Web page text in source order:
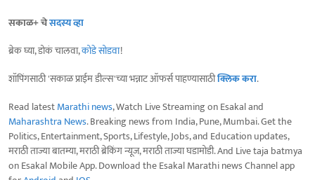
सकाळ+ चेसदस्य व्हा
ब्रेक घ्या, डोकं चालवा,कोडे सोडवा!
शॉपिंगसाठी 'सकाळ प्राईम डील्स'च्या भन्नाट ऑफर्स पाहण्यासाठीक्लिक करा.
Read latestMarathi news, Watch Live Streaming on Esakal and
Maharashtra News. Breaking news from India, Pune, Mumbai. Get the
Politics, Entertainment, Sports, Lifestyle, Jobs, and Education updates,
मराठी ताज्या बातम्या, मराठी ब्रेकिंग न्यूज, मराठी ताज्या घडामोडी. And Live taja batmya
on Esakal Mobile App. Download the Esakal Marathi news Channel app